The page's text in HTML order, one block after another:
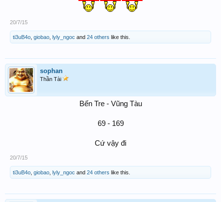
20/7/15
ti3uB4o giobao lyly_ngoc and 24 others like this.
sophan
Thần Tài
Bến Tre - Vũng Tàu
69 - 169
Cứ vậy đi​
20/7/15
ti3uB4o giobao lyly_ngoc and 24 others like this.